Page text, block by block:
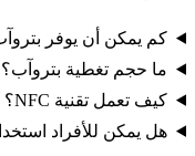
كم يمكن أن يوفر
ما حجم تغطية بتروآب؟
كيف تعمل تقنية NFC؟
هل يمكن للأفراد